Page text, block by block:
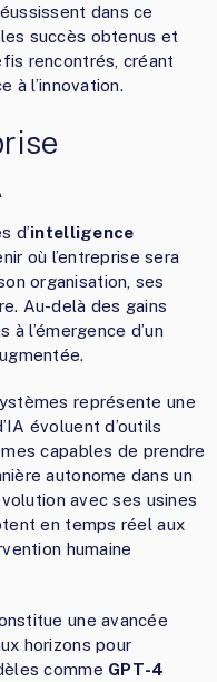
dans ce
succès obtenus et
rencontrés, créant
à l’innovation.
d’intelligence
où l’entreprise sera
organisation, ses
Au-delà des gains
l’émergence d’un
représente une
évoluent d’outils
capables de prendre
autonome dans un
avec ses usines
en temps réel aux
humaine
une avancée
horizons pour
comme GPT-4